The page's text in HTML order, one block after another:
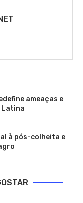
ameaças e
Latina
à pós-colheita e